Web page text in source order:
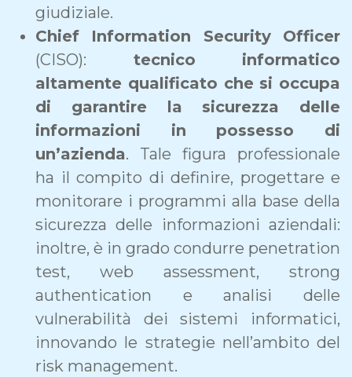
giudiziale.
Chief Information Security Officer
(CISO): tecnico informatico
altamente qualificato che si occupa
di garantire la sicurezza delle
informazioni in possesso di
un’azienda. Tale figura professionale
ha il compito di definire, progettare e
monitorare i programmi alla base della
sicurezza delle informazioni aziendali:
inoltre, è in grado condurre penetration
test, web assessment, strong
authentication e analisi delle
vulnerabilità dei sistemi informatici,
innovando le strategie nell’ambito del
risk management.